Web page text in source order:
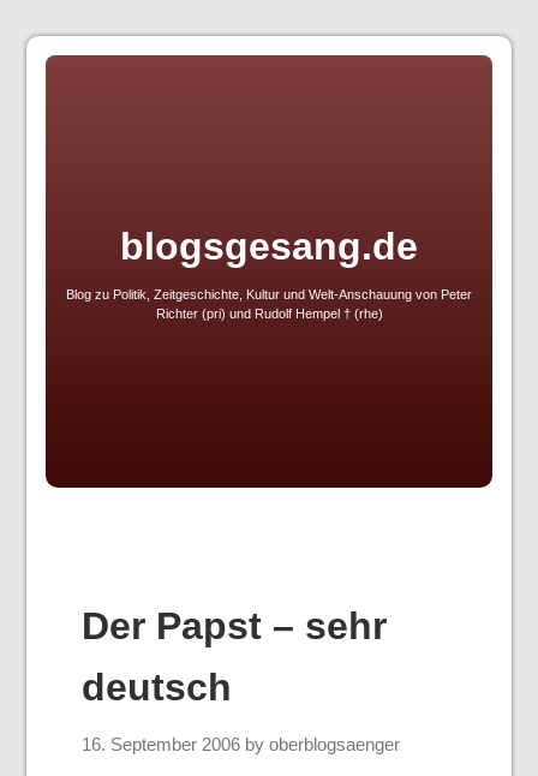
Skip
blogsgesang.de
Blog zu Politik, Zeitgeschichte, Kultur und Welt-Anschauung von Peter
Richter (pri) und Rudolf Hempel † (rhe)
Der Papst – sehr
deutsch
16. September 2006 byoberblogsaenger